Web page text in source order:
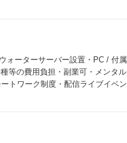
ォーターサーバー設置・PC / 付属
等の費用負担・副業可・メンタル
トワーク制度・配信ライブイベン